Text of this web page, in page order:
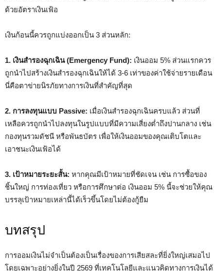
ด้วยอัตราเงินเฟ้อ
เงินก้อนนี้ควรถูกแบ่งออกเป็น 3 ส่วนหลัก:
1. เงินสำรองฉุกเฉิน (Emergency Fund): เงินออม 5% ส่วนแรกควร
ถูกนำไปสร้างเงินสำรองฉุกเฉินให้ได้ 3-6 เท่าของค่าใช้จ่ายรายเดือน
นี่คือตาข่ายนิรภัยทางการเงินที่สำคัญที่สุด
2. การลงทุนแบบ Passive: เมื่อเงินสำรองฉุกเฉินครบแล้ว ส่วนที่
เหลือควรถูกนำไปลงทุนในรูปแบบที่มีความเสี่ยงต่ำถึงปานกลาง เช่น
กองทุนรวมดัชนี หรือพันธบัตร เพื่อให้เงินออมของคุณเติบโตและ
เอาชนะเงินเฟ้อได้
3. เป้าหมายระยะสั้น: หากคุณมีเป้าหมายที่ชัดเจน เช่น การซื้อของ
ชิ้นใหญ่ การท่องเที่ยว หรือการศึกษาต่อ เงินออม 5% นี้จะช่วยให้คุณ
บรรลุเป้าหมายเหล่านี้ได้เร็วขึ้นโดยไม่ต้องกู้ยืม
บทสรุป
การออมเงินไม่จำเป็นต้องเป็นเรื่องของการเสียสละที่ยิ่งใหญ่เสมอไป
โดยเฉพาะอย่างยิ่งในปี 2569 ที่เทคโนโลยีและแนวคิดทางการเงินได้